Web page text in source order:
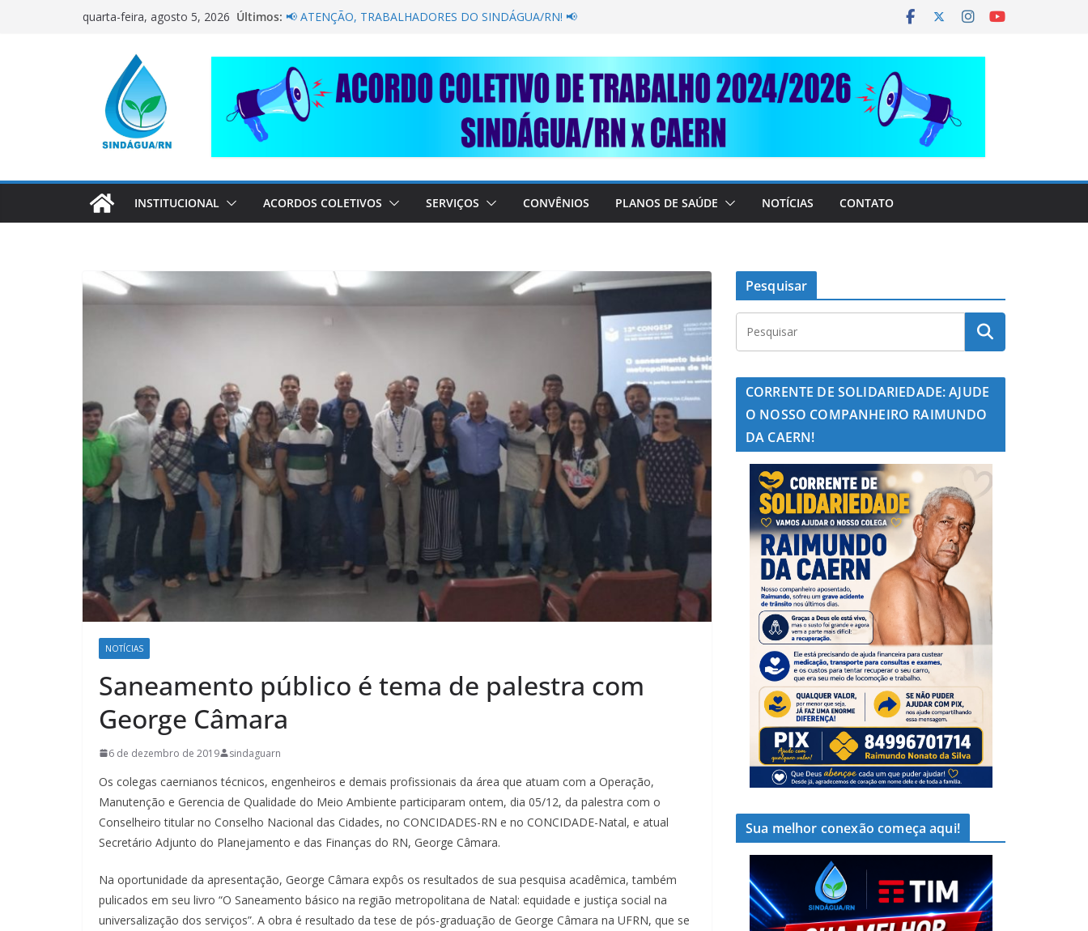
quarta-feira, agosto 5, 2026 Últimos: NÃO DEIXE A GANÂNCIA SECAR SUA TORNEIRA: UNIDOS
PELA CAERN PÚBLICA
Sindágua/RN presente em importante debate com o Ministro
Luiz Marinho!
ELE AVISOU SOBRE A SABESP! 🚨
CORRENTE DE SOLIDARIEDADE: AJUDE O NOSSO
COMPANHEIRO RAIMUNDO DA CAERN!
INSTITUCIONAL ACORDOS COLETIVOS SERVIÇOS CONVÊNIOS PLANOS DE SAÚDE NOTÍCIAS CONTATO
NOTÍCIAS
Saneamento público é tema de palestra com
George Câmara
6 de dezembro de 2019 sindaguarn
Os colegas caernianos técnicos, engenheiros e demais profissionais da área que atuam com a Operação,
Manutenção e Gerencia de Qualidade do Meio Ambiente participaram ontem, dia 05/12, da palestra com o
Conselheiro titular no Conselho Nacional das Cidades, no CONCIDADES-RN e no CONCIDADE-Natal, e atual
Secretário Adjunto do Planejamento e das Finanças do RN, George Câmara.
Na oportunidade da apresentação, George Câmara expôs os resultados de sua pesquisa acadêmica, também
pulicados em seu livro “O Saneamento básico na região metropolitana de Natal: equidade e justiça social na
universalização dos serviços”. A obra é resultado da tese de pós-graduação de George Câmara na UFRN, que se
Pesquisar
CORRENTE DE SOLIDARIEDADE: AJUDE
O NOSSO COMPANHEIRO RAIMUNDO
DA CAERN!
Sua melhor conexão começa aqui!